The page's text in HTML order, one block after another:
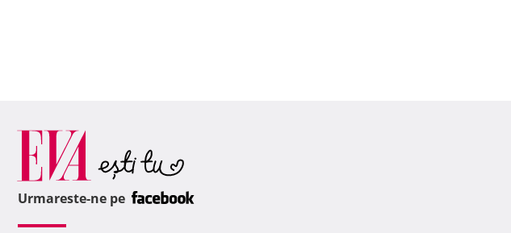
Urmareste-ne pe